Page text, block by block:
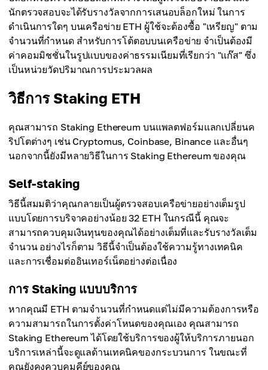
นักตรวจสอบจะได้รับรางวัลจากการเสนอบล็อกใหม่ ในการ
ดำเนินการใดๆ บนเครือข่าย ETH ผู้ใช้จะต้องซื้อ "เหรียญ" ตาม
จำนวนที่กำหนด สำหรับการโต้ตอบบนเครือข่าย จำเป็นต้องมี
ค่าคอมมิชชั่นในรูปแบบของค่าธรรมเนียมที่เรียกว่า "แก๊ส" ซึ่ง
เป็นหน่วยวัดปริมาณการประมวลผล
วิธีการ Staking ETH
คุณสามารถ Staking Ethereum บนแพลตฟอร์มแลกเปลี่ยนค
ริปโตต่างๆ เช่น Cryptomus, Coinbase, Binance และอื่นๆ
นอกจากนี้ยังมีหลายวิธีในการ Staking Ethereum ของคุณ
Self-staking
วิธีนี้สมมติว่าคุณกลายเป็นผู้ตรวจสอบเครือข่ายอย่างเต็มรูป
แบบโดยการบริจาคอย่างน้อย 32 ETH ในกรณีนี้ คุณจะ
สามารถควบคุมเงินทุนของคุณได้อย่างเต็มที่และรับรางวัลเต็ม
จำนวน อย่างไรก็ตาม วิธีนี้จำเป็นต้องใช้ความรู้ทางเทคนิค
และการเชื่อมต่ออินเทอร์เน็ตอย่างต่อเนื่อง
การ Staking แบบบริการ
หากคุณมี ETH ตามจำนวนที่กำหนดแต่ไม่มีความต้องการหรือ
ความสามารถในการตั้งค่าโหนดของคุณเอง คุณสามารถ
Staking Ethereum ได้โดยใช้บริการของผู้ให้บริการภายนอก
บริการเหล่านี้จะดูแลด้านเทคนิคของกระบวนการ ในขณะที่
คุณยังคงควบคุมคีย์ของคุณ